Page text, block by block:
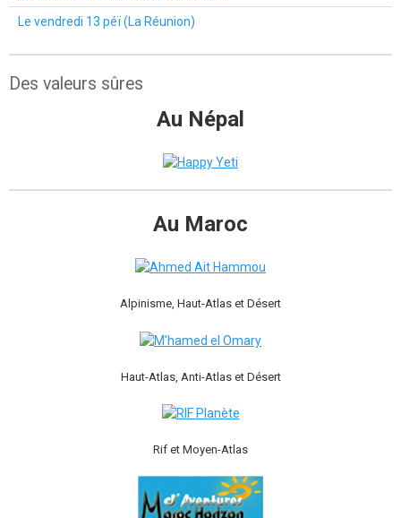
Le vendredi 13 péï (La Réunion)
Des valeurs sûres
Au Népal
Au Maroc
Alpinisme, Haut-Atlas et Désert
Haut-Atlas, Anti-Atlas et Désert
Rif et Moyen-Atlas